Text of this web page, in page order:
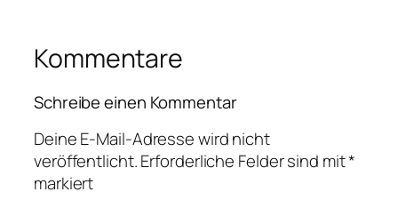
Kommentare
Schreibe einen Kommentar
Deine E-Mail-Adresse wird nicht
veröffentlicht.Erforderliche Felder sind mit*
markiert